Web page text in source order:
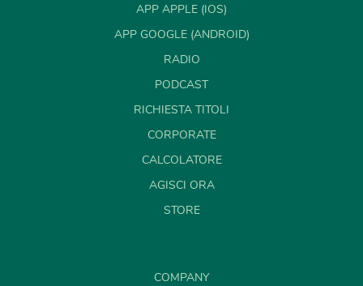
APP APPLE (IOS)
APP GOOGLE (ANDROID)
RADIO
PODCAST
RICHIESTA TITOLI
CORPORATE
CALCOLATORE
AGISCI ORA
STORE
COMPANY